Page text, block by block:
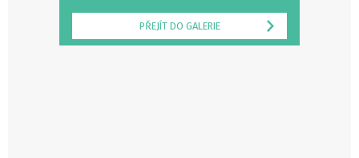
PŘEJÍT DO GALERIE